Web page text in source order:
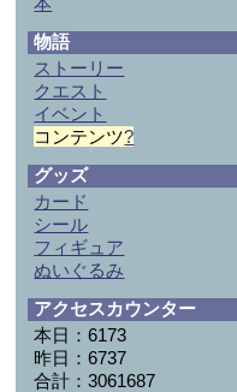
物語
ストーリー
クエスト
イベント
コンテンツ?
グッズ
カード
シール
フィギュア
ぬいぐるみ
アクセスカウンター
本日：6173
昨日：6737
合計：3061687